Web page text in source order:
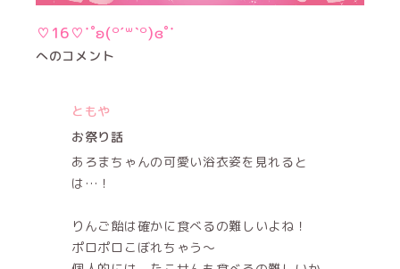
♡16♡˙˚ʚ(꒪ˊ꒳ˋ꒪)ɞ˚˙
へのコメント
ともや
お祭り話
あろまちゃんの可愛い浴衣姿を見れると
は…！
りんご飴は確かに食べるの難しいよね！
ポロポロこぼれちゃう〜